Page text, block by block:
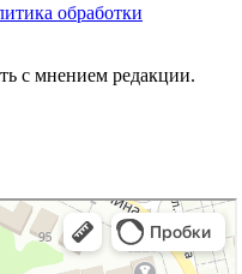
обработки
с мнением редакции.